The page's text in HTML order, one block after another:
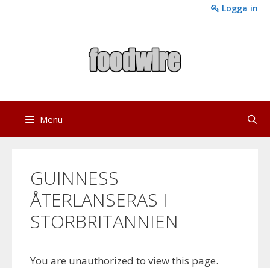
Logga in
Menu
GUINNESS
ÅTERLANSERAS I
STORBRITANNIEN
You are unauthorized to view this page.